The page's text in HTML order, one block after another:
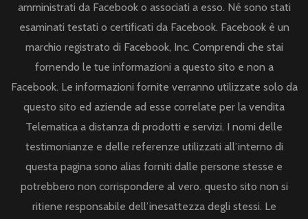
amministrati da Facebook o associati a esso. Né sono stati
esaminati testati o certificati da Facebook. Facebook è un
marchio registrato di Facebook, Inc. Comprendi che stai
fornendo le tue informazioni a questo sito e non a
Facebook. Le informazioni fornite verranno utilizzate solo da
questo sito ed aziende ad esse correlate per la vendita
Telematica a distanza di prodotti e servizi. I nomi delle
testimonianze e delle referenze utilizzati all’interno di
questa pagina sono alias forniti dalle persone stesse e
potrebbero non corrispondere al vero. questo sito non si
ritiene responsabile dell’inesattezza degli stessi. Le